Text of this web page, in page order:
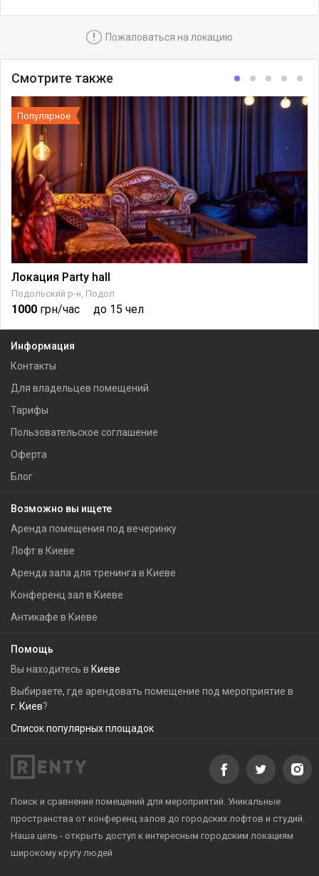
! Пожаловаться на локацию
Смотрите также
Популярное
Локация Party hall
Подольский р-н, Подол
1000 грн/час до 15 чел
Информация
Контакты
Для владельцев помещений
Тарифы
Пользовательское соглашение
Оферта
Блог
Возможно вы ищете
Аренда помещения под вечеринку
Лофт в Киеве
Аренда зала для тренинга в Киеве
Конференц зал в Киеве
Антикафе в Киеве
Помощь
Вы находитесь в Киеве
Выбираете, где арендовать помещение под мероприятие в
г. Киев?
Список популярных площадок
Поиск и сравнение помещений для мероприятий. Уникальные
пространства от конференц залов до городских лофтов и студий.
Наша цель - открыть доступ к интересным городским локациям
широкому кругу людей